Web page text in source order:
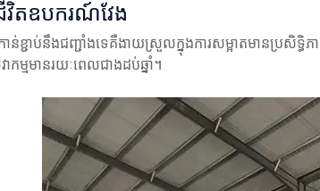
វិតឧបករណ៍វែង
ាន់ខ្ជាប់នឹងជញ្ជាំងទេគឺងាយស្រួលក្នុងការសម្អាតមានប្រសិ
កម្មមានរយៈពេលជាងដប់ឆ្នាំ។